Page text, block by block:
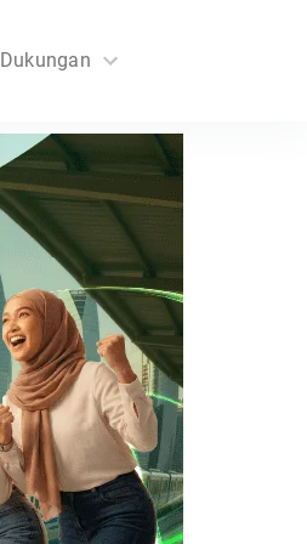
Dukungan
FAQs
Hubungi Kami